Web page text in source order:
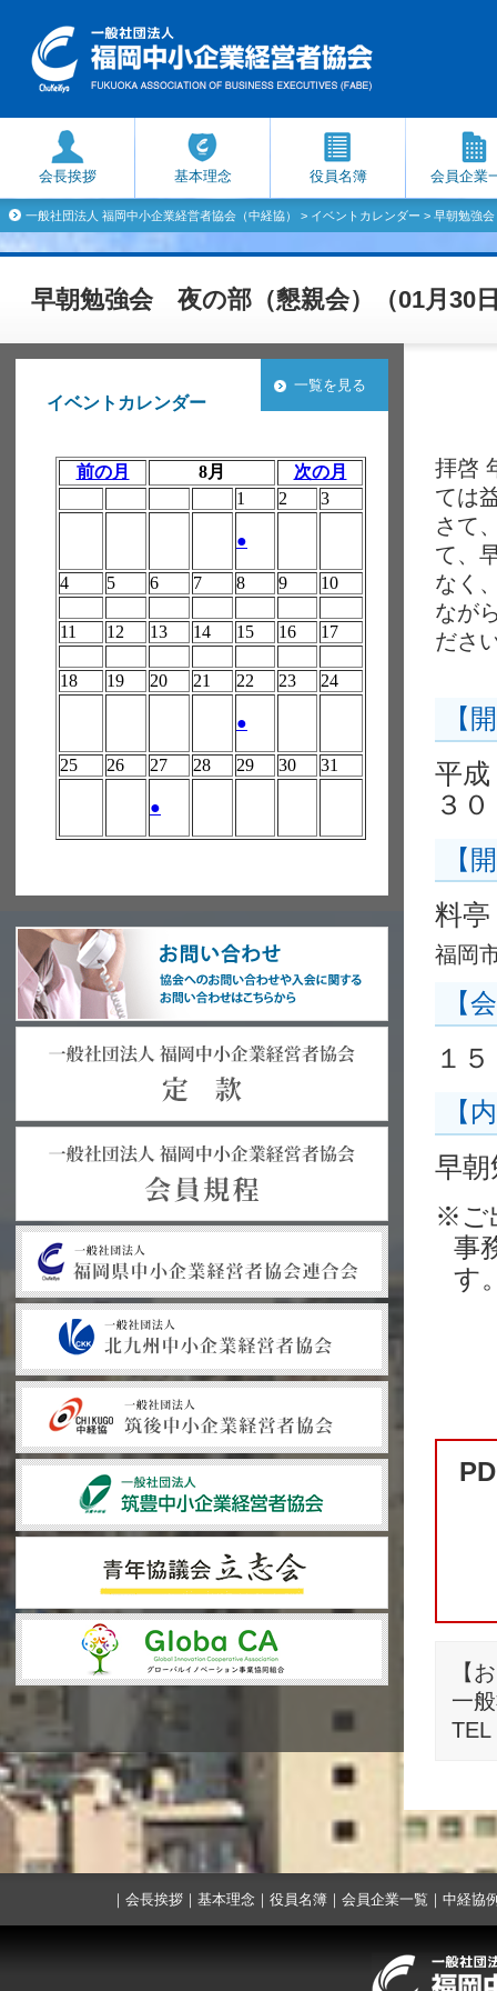
会長挨拶 基本理念 役員名簿 会員企業
一般社団法人 福岡中小企業経営者協会（中経協） > イベントカレンダー > 早朝勉強
早朝勉強会 夜の部（懇親会）（01月30
拝啓
ては
さて
て、
なく
なが
ださ
【
平成
３０
【
料亭
福岡
【
１
【
早
※ご
事
す
【
一
イベントカレンダー
一覧を見る
｜ 会長挨拶 ｜ 基本理念 ｜ 役員名簿 ｜ 会員企業一覧 ｜ 中経協